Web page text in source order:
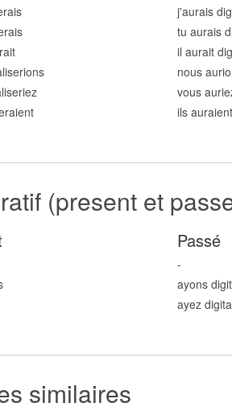
erions
eriez
j'aurais
tu aurais
il aurait
nous
vous
ils
(present et
Passé
-
ayons
ayez
similaires